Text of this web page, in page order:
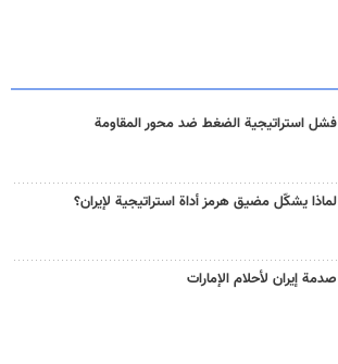
فشل استراتيجية الضغط ضد محور المقاومة
لماذا يشكّل مضيق هرمز أداة استراتيجية لإيران؟
صدمة إيران لأحلام الإمارات